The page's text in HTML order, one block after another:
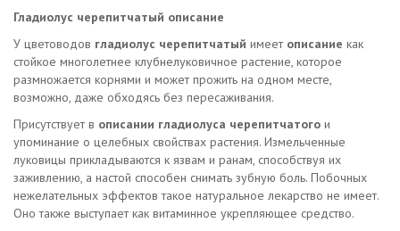
Гладиолус черепитчатый описание
У цветоводов гладиолус черепитчатый имеет описание как
стойкое многолетнее клубнелуковичное растение, которое
размножается корнями и может прожить на одном месте,
возможно, даже обходясь без пересаживания.
Присутствует в описании гладиолуса черепитчатого и
упоминание о целебных свойствах растения. Измельченные
луковицы прикладываются к язвам и ранам, способствуя их
заживлению, а настой способен снимать зубную боль. Побочных
нежелательных эффектов такое натуральное лекарство не имеет.
Оно также выступает как витаминное укрепляющее средство.